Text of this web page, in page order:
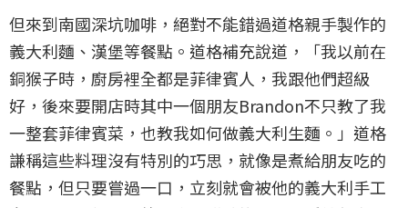
但來到南國深坑咖啡，絕對不能錯過道格親手製作的
義大利麵、漢堡等餐點。道格補充說道，「我以前在
銅猴子時，廚房裡全都是菲律賓人，我跟他們超級
好，後來要開店時其中一個朋友Brandon不只教了我
一整套菲律賓菜，也教我如何做義大利生麵。」道格
謙稱這些料理沒有特別的巧思，就像是煮給朋友吃的
餐點，但只要嘗過一口，立刻就會被他的義大利手工